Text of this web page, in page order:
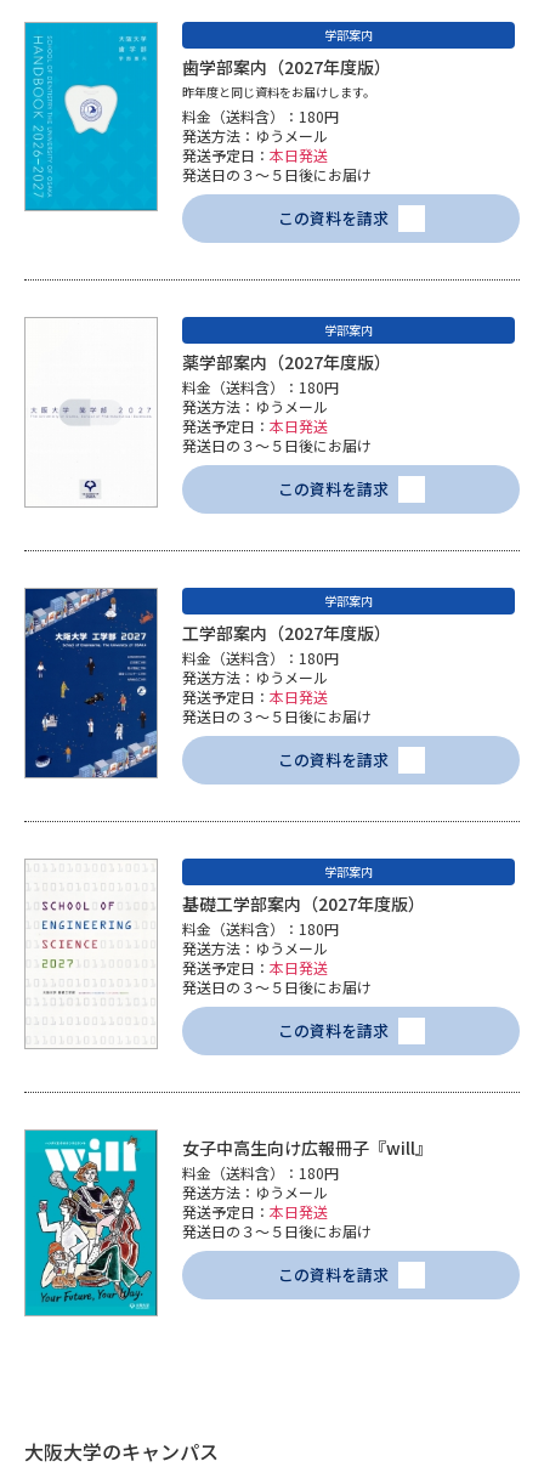
学部案内
歯学部案内（2027年度版）
昨年度と同じ資料をお届けします。
料金（送料含）：180円
発送方法：ゆうメール
発送予定日： 本日発送
発送日の３～５日後にお届け
この資料を請求
学部案内
薬学部案内（2027年度版）
料金（送料含）：180円
発送方法：ゆうメール
発送予定日： 本日発送
発送日の３～５日後にお届け
この資料を請求
学部案内
工学部案内（2027年度版）
料金（送料含）：180円
発送方法：ゆうメール
発送予定日： 本日発送
発送日の３～５日後にお届け
この資料を請求
学部案内
基礎工学部案内（2027年度版）
料金（送料含）：180円
発送方法：ゆうメール
発送予定日： 本日発送
発送日の３～５日後にお届け
この資料を請求
女子中高生向け広報冊子『will』
料金（送料含）：180円
発送方法：ゆうメール
発送予定日： 本日発送
発送日の３～５日後にお届け
この資料を請求
大阪大学のキャンパス